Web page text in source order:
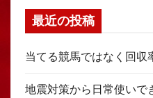
最近の投稿
当てる競馬ではなく回
地震対策から日常使い